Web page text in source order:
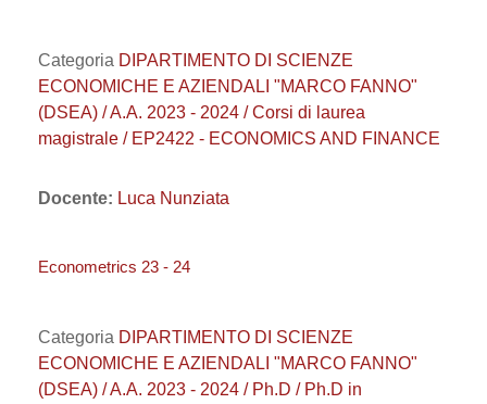
Categoria DIPARTIMENTO DI SCIENZE
ECONOMICHE E AZIENDALI "MARCO FANNO"
(DSEA) / A.A. 2023 - 2024 / Corsi di laurea
magistrale / EP2422 - ECONOMICS AND FINANCE
Docente: Luca Nunziata
Econometrics 23 - 24
Categoria DIPARTIMENTO DI SCIENZE
ECONOMICHE E AZIENDALI "MARCO FANNO"
(DSEA) / A.A. 2023 - 2024 / Ph.D / Ph.D in